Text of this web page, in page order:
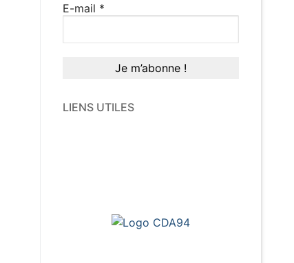
E-mail *
LIENS UTILES